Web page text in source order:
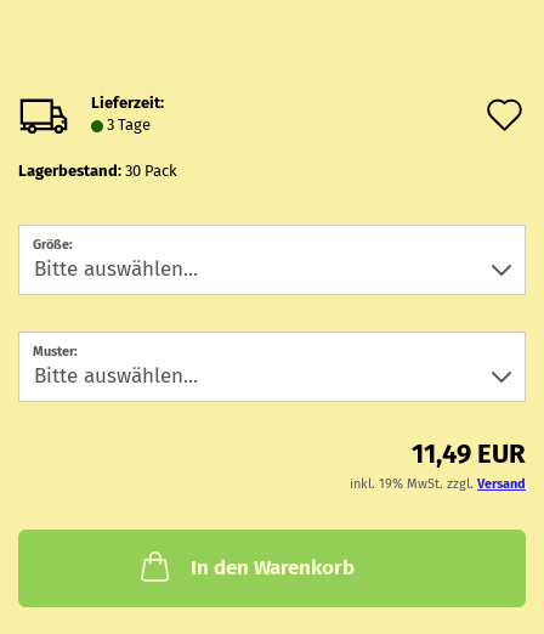
Lieferzeit:
3 Tage
Lagerbestand: 30 Pack
Größe:
Muster:
11,49 EUR
inkl. 19% MwSt. zzgl. Versand
In den Warenkorb